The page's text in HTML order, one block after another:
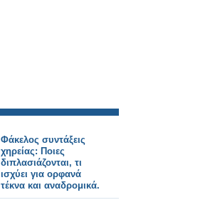
Φάκελος συντάξεις
χηρείας: Ποιες
διπλασιάζονται, τι
ισχύει για ορφανά
τέκνα και αναδρομικά.